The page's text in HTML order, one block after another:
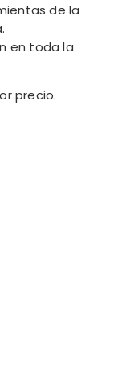
de la
en toda la
precio.